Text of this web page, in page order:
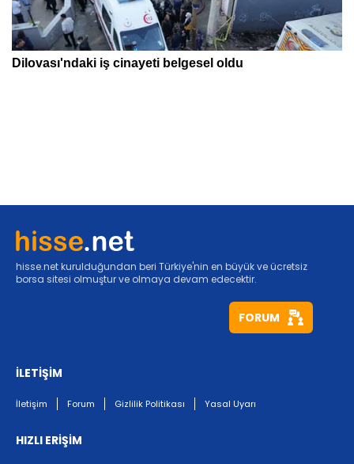
hisse.net kurulduğundan beri Türkiye'nin en büyük ve ücretsiz
borsa sitesi olmuştur ve olmaya devam edecektir.
FORUM
İLETİŞİM
İletişim Forum Gizlilik Politikası Yasal Uyarı
HIZLI ERİŞİM